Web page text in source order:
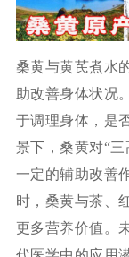
桑黄与黄芪煮水
助改善身体状况
于调理身体，是
景下，桑黄对“
一定的辅助改善
时，桑黄与茶、
更多营养价值。